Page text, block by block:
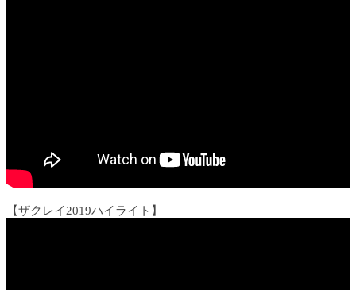
【ザクレイ2019ハイライト】